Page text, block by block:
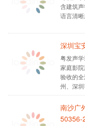
含建筑
语言清晰
深圳宝
粤发声
家庭影
验收的
州、深圳
南沙广
50356-